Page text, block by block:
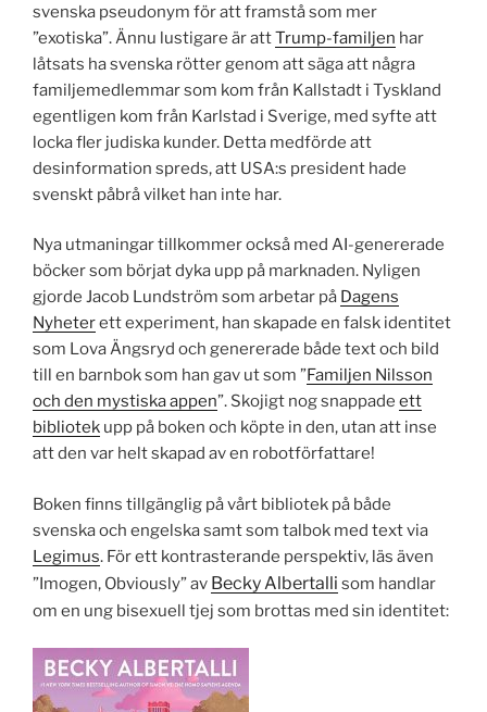
svenska pseudonym för att framstå som mer
”exotiska”. Ännu lustigare är attTrump-familjen har
låtsats ha svenska rötter genom att säga att några
familjemedlemmar som kom från Kallstadt i Tyskland
egentligen kom från Karlstad i Sverige, med syfte att
locka fler judiska kunder. Detta medförde att
desinformation spreds, att USA:s president hade
svenskt påbrå vilket han inte har.
Nya utmaningar tillkommer också med AI-genererade
böcker som börjat dyka upp på marknaden. Nyligen
gjorde Jacob Lundström som arbetar på Dagens
Nyheterett experiment, han skapade en falsk identitet
som Lova Ängsryd och genererade både text och bild
till en barnbok som han gav ut som ”Familjen Nilsson
och den mystiska appen”. Skojigt nog snappade ett
bibliotek upp på boken och köpte in den, utan att inse
att den var helt skapad av en robotförfattare!
Boken finns tillgänglig på vårt bibliotek på både
svenska och engelska samt som talbok med text via
Legimus. För ett kontrasterande perspektiv, läs även
”Imogen, Obviously” av Becky Albertalli som handlar
om en ung bisexuell tjej som brottas med sin identitet: